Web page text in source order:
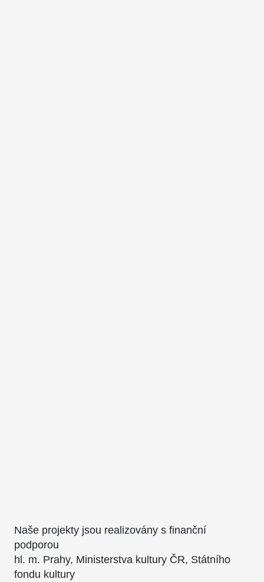
Naše projekty jsou realizovány s finanční
podporou
hl. m. Prahy, Ministerstva kultury ČR, Státního
fondu kultury